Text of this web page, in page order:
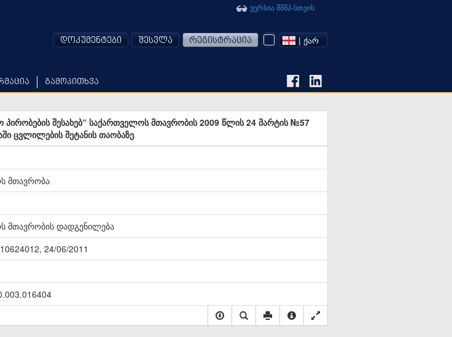
გამოკითხვა
ვერსია შშმპ-სთვის
დოკუმენტები შესვლა რეგისტრაცია | ᲥᲐᲠ
პირობების შესახებ“ საქართველოს მთავრობის 2009 წლის 24 მარტის №57
ცვლილების შეტანის თაობაზე
მთავრობა
მთავრობის დადგენილება
24/06/2011